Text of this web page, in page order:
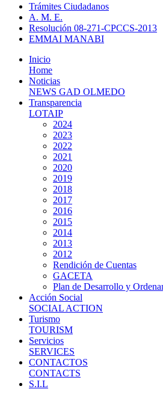
Trámites Ciudadanos
A. M. E.
Resolución 08-271-CPCCS-2013
EMMAI MANABI
Inicio
Home
Noticias
NEWS GAD OLMEDO
Transparencia
LOTAIP
2024
2023
2022
2021
2020
2019
2018
2017
2016
2015
2014
2013
2012
Rendición de Cuentas
GACETA
Plan de Desarrollo y
Acción Social
SOCIAL ACTION
Turismo
TOURISM
Servicios
SERVICES
CONTACTOS
CONTACTS
S.I.L